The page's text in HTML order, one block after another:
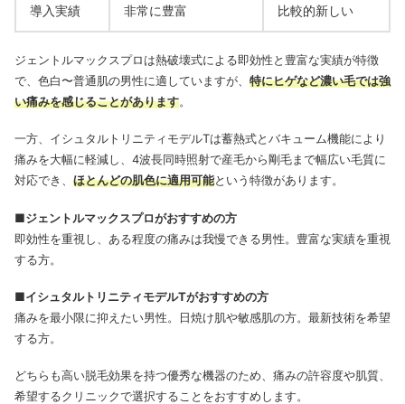
導入実績 非常に豊富 比較的新しい
ジェントルマックスプロは熱破壊式による即効性と豊富な実績が特徴
で、色白〜普通肌の男性に適していますが、 特にヒゲなど濃い毛では強
い痛みを感じることがあります。
一方、イシュタルトリニティモデルTは蓄熱式とバキューム機能により
痛みを大幅に軽減し、4波長同時照射で産毛から剛毛まで幅広い毛質に
対応でき、 ほとんどの肌色に適用可能という特徴があります。
■ジェントルマックスプロがおすすめの方
即効性を重視し、ある程度の痛みは我慢できる男性。豊富な実績を重視
する方。
■イシュタルトリニティモデルTがおすすめの方
痛みを最小限に抑えたい男性。日焼け肌や敏感肌の方。最新技術を希望
する方。
どちらも高い脱毛効果を持つ優秀な機器のため、痛みの許容度や肌質、
希望するクリニックで選択することをおすすめします。